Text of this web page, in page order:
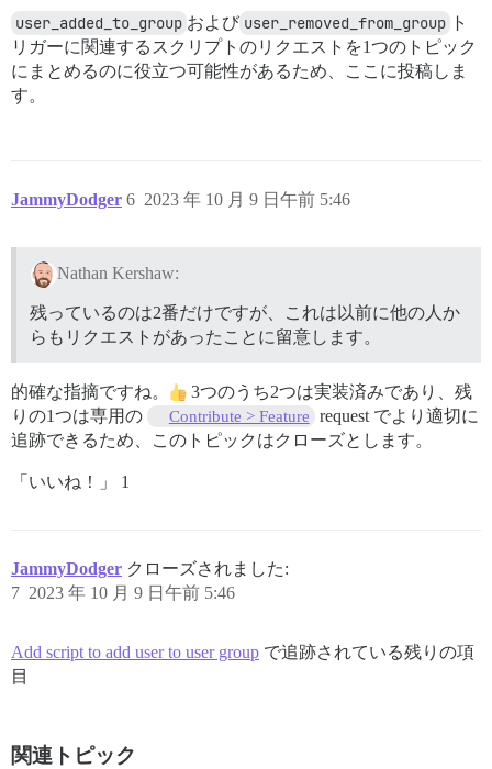
user_added_to_group および user_removed_from_group ト
リガーに関連するスクリプトのリクエストを1つのトピック
にまとめるのに役立つ可能性があるため、ここに投稿しま
す。
JammyDodger 2023 年 10 月 9 日午前 5:46
6
Nathan Kershaw:
残っているのは2番だけですが、これは以前に他の人か
らもリクエストがあったことに留意します。
的確な指摘ですね。
3つのうち2つは実装済みであり、残
りの1つは専用の
Contribute > Feature
request でより適切に
追跡できるため、このトピックはクローズとします。
「いいね！」 1
JammyDodger クローズされました:
2023 年 10 月 9 日午前 5:46
7
Add script to add user to user group で追跡されている残りの項
目
関連トピック